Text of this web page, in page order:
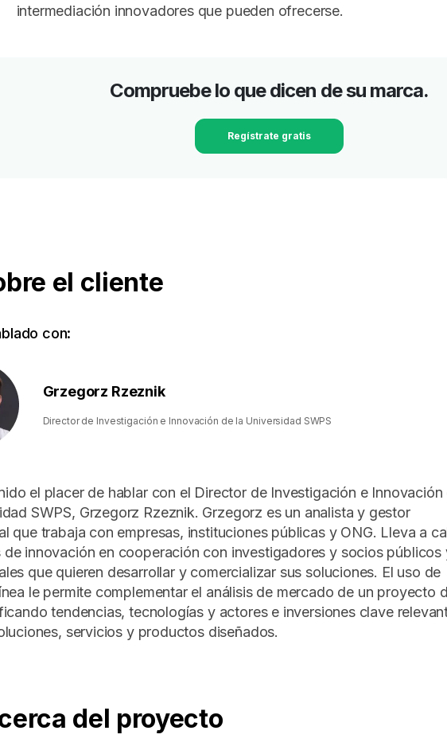
intermediación innovadores que pueden ofrecerse.
Compruebe lo que dicen de su marca.
Regístrate gratis
el cliente
con:
Grzegorz Rzeznik
Director de Investigación e Innovación de la Universidad SWPS
el placer de hablar con el Director de Investigación e Innovación
SWPS, Grzegorz Rzeznik. Grzegorz es un analista y gestor
que trabaja con empresas, instituciones públicas y ONG. Lleva a
innovación en cooperación con investigadores y socios públicos
que quieren desarrollar y comercializar sus soluciones. El uso de
le permite complementar el análisis de mercado de un proyecto
tendencias, tecnologías y actores e inversiones clave
servicios y productos diseñados.
del proyecto